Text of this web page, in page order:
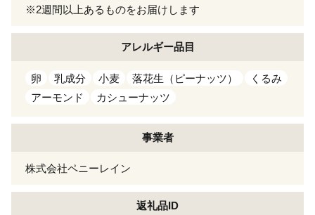
※2週間以上あるものをお届けします
アレルギー品目
卵 乳成分 小麦 落花生（ピーナッツ）
くるみ
アーモンド
カシューナッツ
事業者
株式会社ペニーレイン
返礼品ID